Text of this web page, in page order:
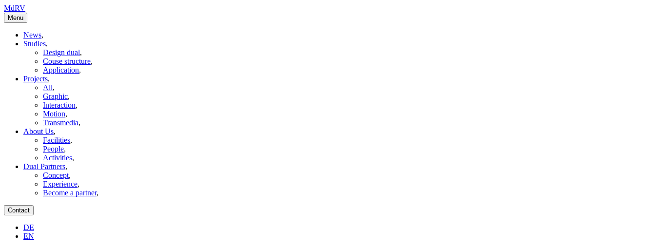
MdRV
Menu
News,
Studies,
Design dual,
Couse structure,
Application,
Projects,
All,
Graphic,
Interaction,
Motion,
Transmedia,
About Us,
Facilities,
People,
Activities,
Dual Partners,
Concept,
Experience,
Become a partner,
Contact
DE
EN